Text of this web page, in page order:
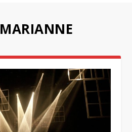
MARIANNE